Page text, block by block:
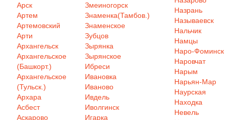
Арск
Артем
Артемовский
Арти
Архангельск
Архангельское
(Башкорт.)
Архангельское
(Тульск.)
Архара
Асбест
Аскарово
Змеиногорск
Знаменка(Тамбов.)
Знаменское
Зубцов
Зырянка
Зырянское
Ибреси
Ивановка
Иваново
Ивдель
Иволгинск
Игарка
Назрань
Называевск
Нальчик
Намцы
Наро-Фоминск
Наровчат
Нарым
Нарьян-Мар
Наурская
Находка
Невель